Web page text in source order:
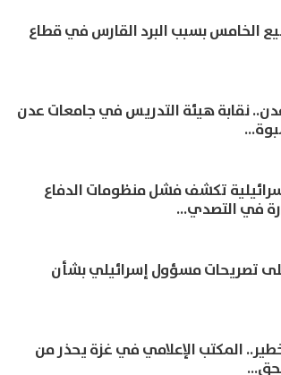
الخامس بسبب البرد القارس في قطاع
نقابة هيئة التدريس في جامعات عدن
تكشف فشل منظومات الدفاع
في التصدي…
تصريحات مسؤول إسرائيلي بشأن
المكتب الإعلامي في غزة يحذر من